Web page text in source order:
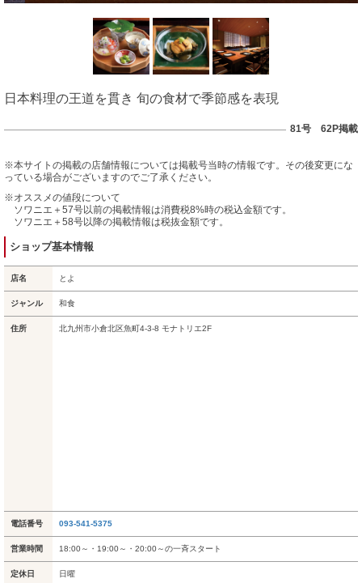
日本料理の王道を貫き 旬の食材で季節感を表現
81号 62P掲載
※本サイトの掲載の店舗情報については掲載号当時の情報です。その後変更にな
っている場合がございますのでご了承ください。
※オススメの値段について
ソワニエ＋57号以前の掲載情報は消費税8%時の税込金額です。
ソワニエ＋58号以降の掲載情報は税抜金額です。
ショップ基本情報
店名 とよ
ジャンル 和食
住所 北九州市小倉北区魚町4-3-8 モナトリエ2F
電話番号 093-541-5375
営業時間 18:00～・19:00～・20:00～の一斉スタート
定休日 日曜